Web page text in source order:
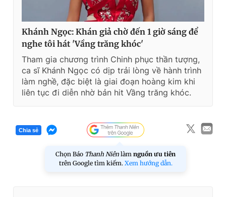
Khánh Ngọc: Khán giả chờ đến 1 giờ sáng để
nghe tôi hát 'Vầng trăng khóc'
Tham gia chương trình Chinh phục thần tượng,
ca sĩ Khánh Ngọc có dịp trải lòng về hành trình
làm nghề, đặc biệt là giai đoạn hoàng kim khi
liên tục đi diễn nhờ bản hit Vầng trăng khóc.
Chia sẻ
Chọn Báo Thanh Niên làm nguồn ưu tiên
trên Google tìm kiếm. Xem hướng dẫn.